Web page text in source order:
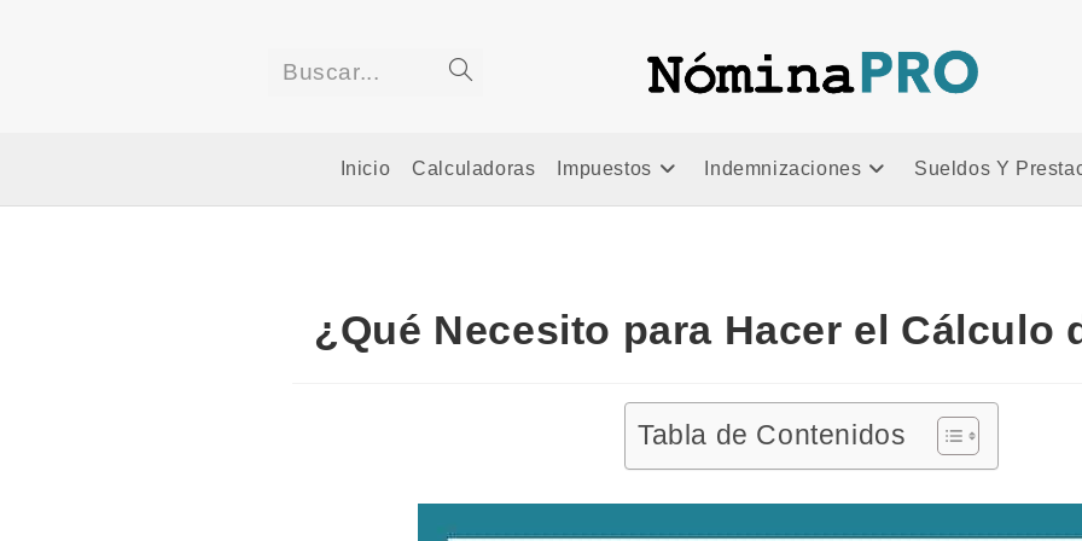
Buscar...
búsqueda
Inicio Calculadoras Impuestos Indemnizaciones Sueldos Y
¿Qué Necesito para Hacer el Cálculo
Tabla de Contenidos